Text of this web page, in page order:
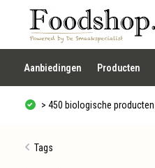
Gebruik
de
pijltjes
op
en
neer
een
te
selecteren.
Aanbiedingen Producten
> 450 biologische producten
Tags